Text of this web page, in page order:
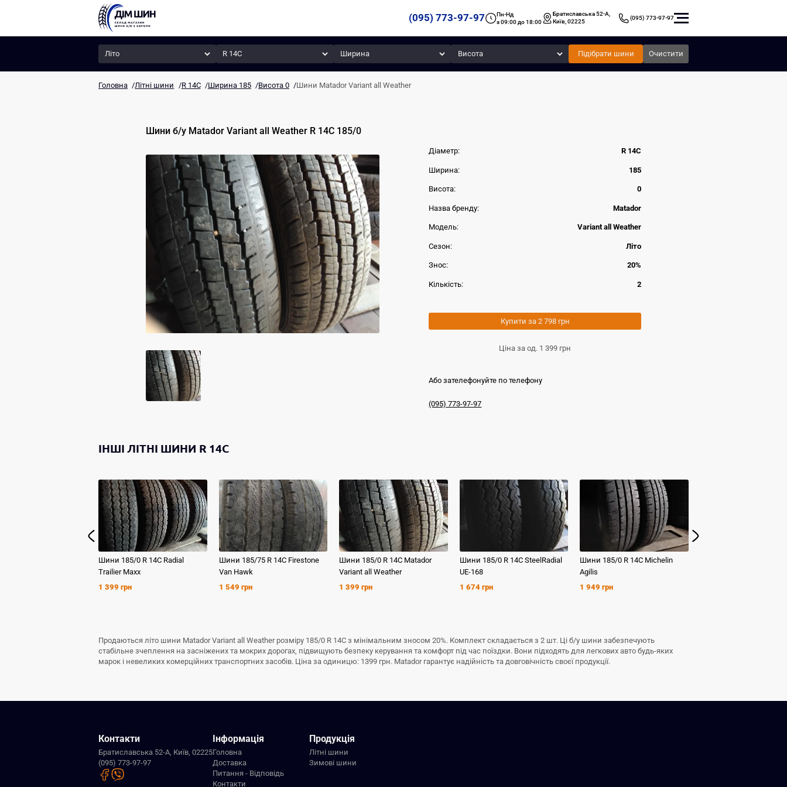
(095) 773-97-97
Пн-Нд
з 09:00 до 18:00
Братиславська 52-А,
Київ, 02225
(095) 773-97-97
Сезон Радіус Ширина Висота
Підібрати шини Очистити
Головна /Літні шини /R 14C /Ширина 185 /Висота 0 /Шини Matador Variant all Weather
Шини б/у Matador Variant all Weather R 14C 185/0
Діаметр: R 14C
Ширина: 185
Висота: 0
Назва бренду: Matador
Модель: Variant all Weather
Сезон: Літо
Знос: 20%
Кількість: 2
Купити за 2 798 грн
Ціна за од. 1 399 грн
Або зателефонуйте по телефону
(095) 773-97-97
ІНШІЛІТНІ ШИНИ R 14C
Шини 185/0 R 14C Radial
Trailier Maxx
1 399 грн
Шини 185/75 R 14C Firestone
Van Hawk
1 549 грн
Шини 185/0 R 14C Matador
Variant all Weather
1 399 грн
Шини 185/0 R 14C SteelRadial
UE-168
1 674 грн
Шини 185/0 R 14C Michelin
Agilis
1 949 грн
Продаються літо шини Matador Variant all Weather розміру 185/0 R 14C з мінімальним зносом 20%. Комплект складається з 2 шт. Ці б/у шини забезпечують
стабільне зчеплення на засніжених та мокрих дорогах, підвищують безпеку керування та комфорт під час поїздки. Вони підходять для легкових авто будь-яких
марок і невеликих комерційних транспортних засобів. Ціна за одиницю: 1399 грн. Matador гарантує надійність та довговічність своєї продукції.
Контакти
Братиславська 52-А, Київ, 02225
(095) 773-97-97
Інформація
Головна
Доставка
Питання - Відповідь
Контакти
Продукція
Літні шини
Зимові шини